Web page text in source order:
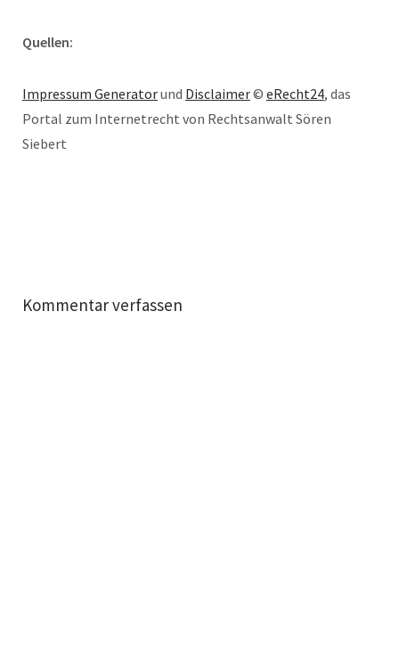
Quellen:
Impressum Generatorund Disclaimer© eRecht24, das
Portal zum Internetrecht von Rechtsanwalt Sören
Siebert
Kommentar verfassen